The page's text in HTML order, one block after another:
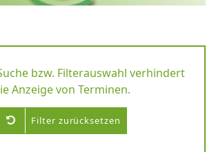
bzw. Filterauswahl verhindert
Anzeige von Terminen.
Filter zurücksetzen